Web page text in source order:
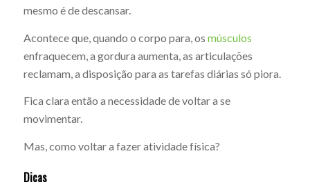
mesmo é de descansar.
Acontece que, quando o corpo para, os músculos
enfraquecem, a gordura aumenta, as articulações
reclamam, a disposição para as tarefas diárias só piora.
Fica clara então a necessidade de voltar a se
movimentar.
Mas, como voltar a fazer atividade física?
Dicas